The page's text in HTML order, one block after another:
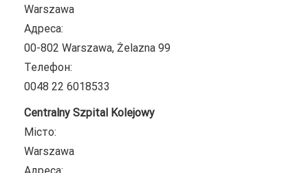
Warszawa
Адреса:
00-802 Warszawa, Żelazna 99
Телефон:
0048 22 6018533
Centralny Szpital Kolejowy
Місто:
Warszawa